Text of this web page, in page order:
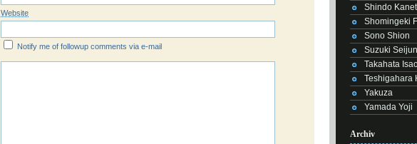
Website
Notify me of followup comments via e-mail
Shindo
Shomingeki
Sono Shion
Suzuki Seijun
Takahata
Teshigahara
Yakuza
Yamada Yoji
Archiv